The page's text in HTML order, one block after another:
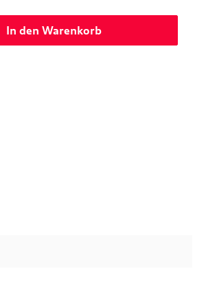
Wert ein oder benutze die Schaltflächen um
In den Warenkorb